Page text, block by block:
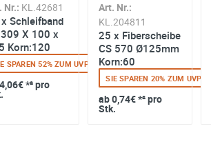
Nr.: KL.42681
Schleifband
309 X 100 x
Korn:120
SPAREN 52% ZUM UVP
4,06€*² pro
Art. Nr.:
KL.204811
25 x Fiberscheibe
CS 570 Ø125mm
Korn:60
SIE SPAREN 20% ZUM UVP
ab0,74€*² pro
Stk.